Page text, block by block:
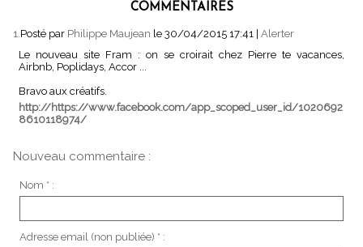
COMMENTAIRES
1. Posté par Philippe Maujean le 30/04/2015 17:41 | Alerter
Le nouveau site Fram : on se croirait chez Pierre te vacances,
Airbnb, Poplidays, Accor ...
Bravo aux créatifs.
http://https://www.facebook.com/app_scoped_user_id/1020692
8610118974/
Nouveau commentaire :
Nom * :
Adresse email (non publiée) * :